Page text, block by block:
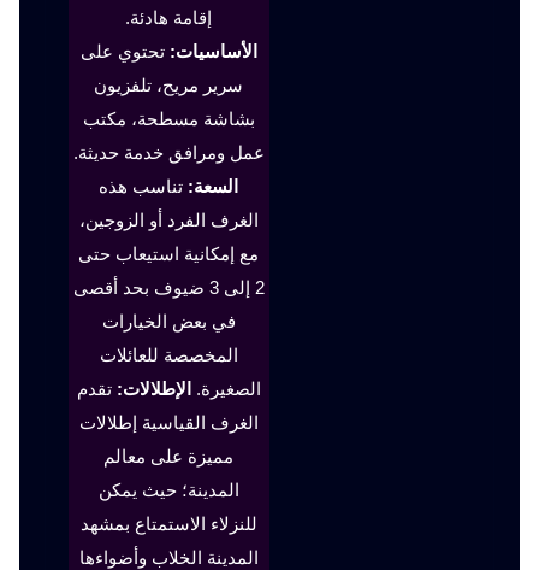
إقامة هادئة.
الأساسيات: تحتوي على
سرير مريح، تلفزيون
بشاشة مسطحة، مكتب
عمل ومرافق خدمة حديثة.
السعة: تناسب هذه
الغرف الفرد أو الزوجين،
مع إمكانية استيعاب حتى
2 إلى 3 ضيوف بحد أقصى
في بعض الخيارات
المخصصة للعائلات
الصغيرة. الإطلالات: تقدم
الغرف القياسية إطلالات
مميزة على معالم
المدينة؛ حيث يمكن
للنزلاء الاستمتاع بمشهد
المدينة الخلاب وأضواءها